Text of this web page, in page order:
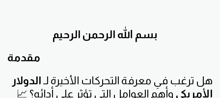
بسم الله الرحمن الرحيم
مقدمة
هل ترغب في معرفة التحركات الأخيرة لـ الدولار
الأمريكي وأهم العوامل التي تؤثر على أدائه؟ 📈